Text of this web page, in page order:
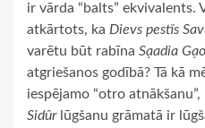
ir vārda “balts” ekvivalents.
atkārtots, ka Dievs pestīs
varētu būt rabīna Sạadia
atgriešanos godībā? Tā kā
iespējamo “otro
Sidûrlūgšanu grāmatā ir